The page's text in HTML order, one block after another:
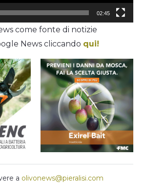
02:45
come fonte di notizie
News cliccando qui!
a olivonews@pieralisi.com